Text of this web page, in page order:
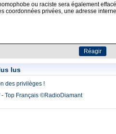
lus
des privilèges !
Top Français ©RadioDiamant